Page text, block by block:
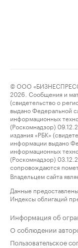
© ООО
2026. Сообщения и
(свидетельство о
выдано Федеральной
информационных
(Роскомнадзор)
издания «РБК»
информации выдано
информационных
(Роскомнадзор)
сопровождаются
Владельцем сайта
Данные
Индексы облигаций
Информация об
О соблюдении
Пользовательское